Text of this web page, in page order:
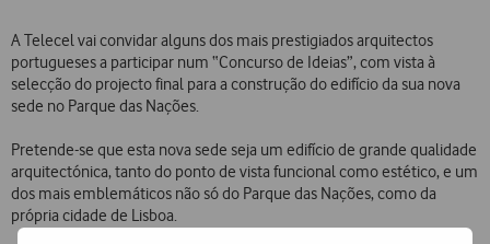
A Telecel vai convidar alguns dos mais prestigiados arquitectos
portugueses a participar num “Concurso de Ideias”, com vista à
selecção do projecto final para a construção do edifício da sua nova
sede no Parque das Nações.
Pretende-se que esta nova sede seja um edifício de grande qualidade
arquitectónica, tanto do ponto de vista funcional como estético, e um
dos mais emblemáticos não só do Parque das Nações, como da
própria cidade de Lisboa.